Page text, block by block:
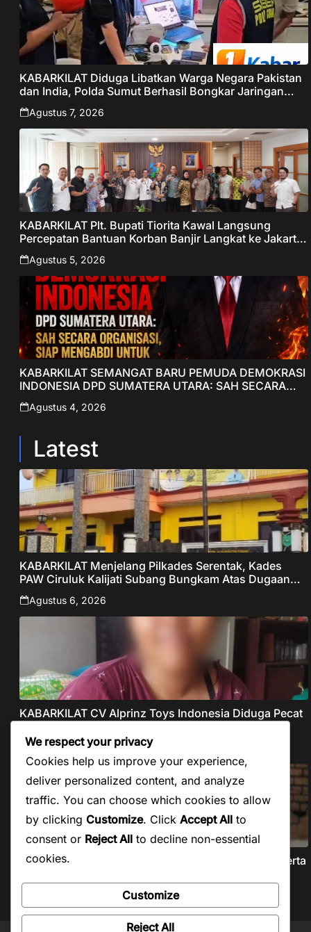
KABARKILAT Diduga Libatkan Warga Negara Pakistan
dan India, Polda Sumut Berhasil Bongkar Jaringan
Online Scamming Internasional
Agustus 7, 2026
KABARKILAT Plt. Bupati Tiorita Kawal Langsung
Percepatan Bantuan Korban Banjir Langkat ke Jakarta
– Sentralberita
Agustus 5, 2026
KABARKILAT SEMANGAT BARU PEMUDA DEMOKRASI
INDONESIA DPD SUMATERA UTARA: SAH SECARA
ORGANISASI, SIAP MENGABDI UNTUK RAKYAT DAN
INDONESIA
Agustus 4, 2026
Latest
KABARKILAT Menjelang Pilkades Serentak, Kades
PAW Ciruluk Kalijati Subang Bungkam Atas Dugaan
Pungli dan Nepotisme Yang Disorot Warganet
Agustus 6, 2026
KABARKILAT CV Alprinz Toys Indonesia Diduga Pecat
Agustus 5, 2026
KABARKILAT Forkopemras Aceh Selatan Minta Peserta
Integritas, Bukan Kedekatan
We respect your privacy
Cookies help us improve your experience,
deliver personalized content, and analyze
traffic. You can choose which cookies to allow
by clicking Customize. Click Accept All to
consent or Reject All to decline non-essential
cookies.
Customize
Reject All